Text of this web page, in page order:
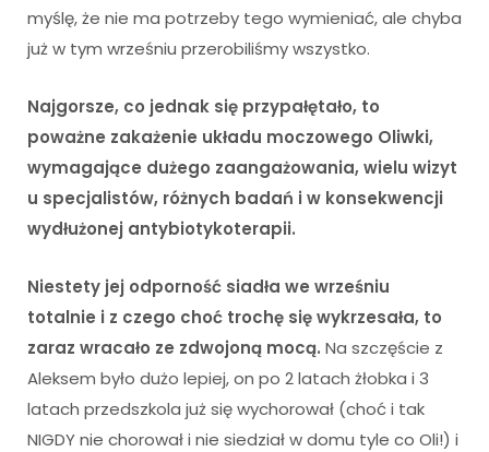
myślę, że nie ma potrzeby tego wymieniać, ale chyba
już w tym wrześniu przerobiliśmy wszystko.
Najgorsze, co jednak się przypałętało, to
poważne zakażenie układu moczowego Oliwki,
wymagające dużego zaangażowania, wielu wizyt
u specjalistów, różnych badań i w konsekwencji
wydłużonej antybiotykoterapii.
Niestety jej odporność siadła we wrześniu
totalnie i z czego choć trochę się wykrzesała, to
zaraz wracało ze zdwojoną mocą. Na szczęście z
Aleksem było dużo lepiej, on po 2 latach żłobka i 3
latach przedszkola już się wychorował (choć i tak
NIGDY nie chorował i nie siedział w domu tyle co Oli!) i